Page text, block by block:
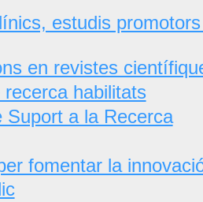
estudis
en revistes
recerca habilitats
Suport a la Recerca
fomentar la